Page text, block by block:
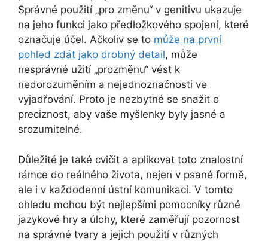
Správné použití „pro změnu“ v genitivu ukazuje
na jeho funkci jako předložkového spojení, které
označuje účel. Ačkoliv se to může na první
pohled zdát jako drobný detail, může
nesprávné užití „prozměnu“ vést k
nedorozuměním a nejednoznačnosti ve
vyjadřování. Proto je nezbytné se snažit o
preciznost, aby vaše myšlenky byly jasné a
srozumitelné.
Důležité je také cvičit a aplikovat toto znalostní
rámce do reálného života, nejen v psané formě,
ale i v každodenní ústní komunikaci. V tomto
ohledu mohou být nejlepšími pomocníky různé
jazykové hry a úlohy, které zaměřují pozornost
na správné tvary a jejich použití v různých